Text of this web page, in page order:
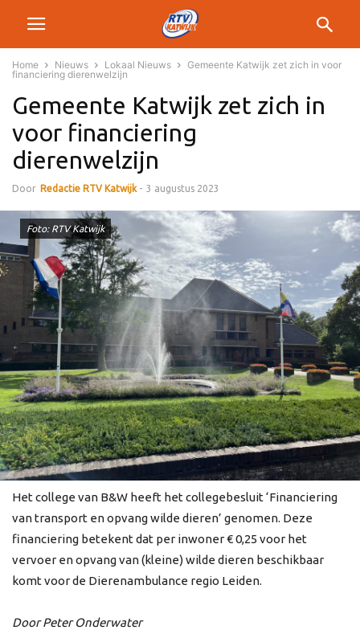
Home Nieuws Lokaal Nieuws
Gemeente Katwijk zet zich in voor
financiering dierenwelzijn
Gemeente Katwijk zet zich in
voor financiering
dierenwelzijn
Door Redactie RTV Katwijk - 3 augustus 2023
Foto: RTV Katwijk
Het college van B&W heeft het collegebesluit ‘Financiering
van transport en opvang wilde dieren’ genomen. Deze
financiering betekent dat per inwoner € 0,25 voor het
vervoer en opvang van (kleine) wilde dieren beschikbaar
komt voor de Dierenambulance regio Leiden.
Door Peter Onderwater